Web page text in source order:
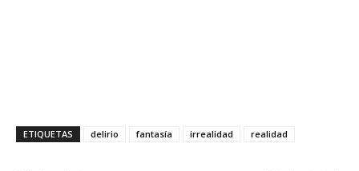
ETIQUETAS delirio fantasía irrealidad realidad